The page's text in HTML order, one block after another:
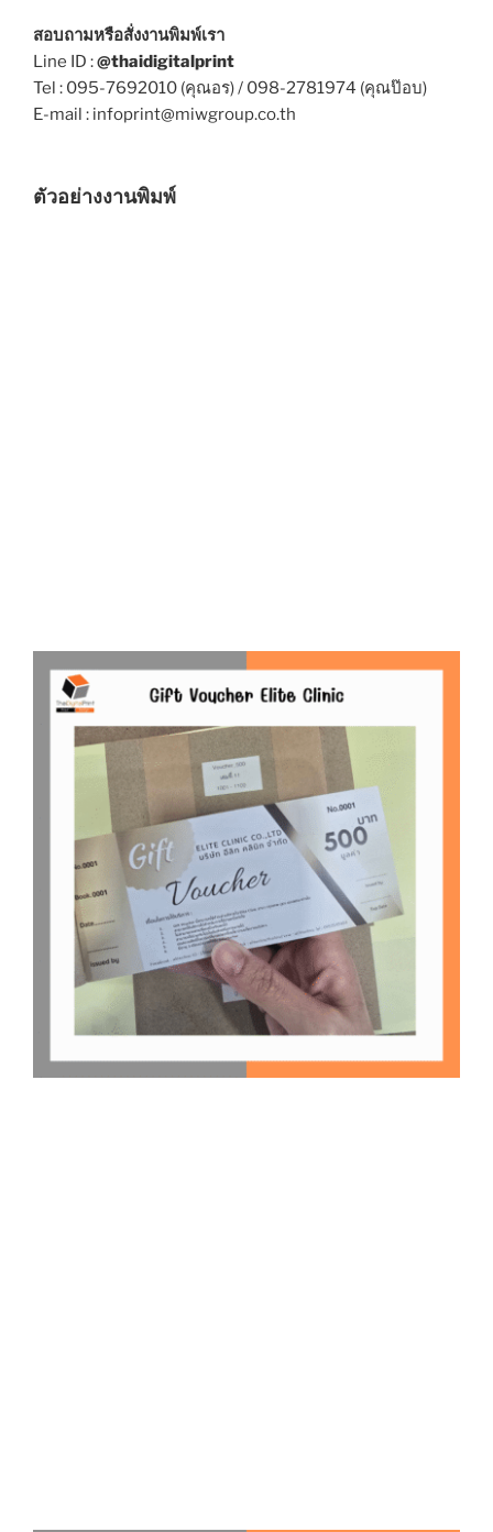
สอบถามหรือสั่งงานพิมพ์เรา
Line ID :@thaidigitalprint
Tel : 095-7692010 (คุณอร) / 098-2781974 (คุณป๊อบ)
E-mail : infoprint@miwgroup.co.th
ตัวอย่างงานพิมพ์